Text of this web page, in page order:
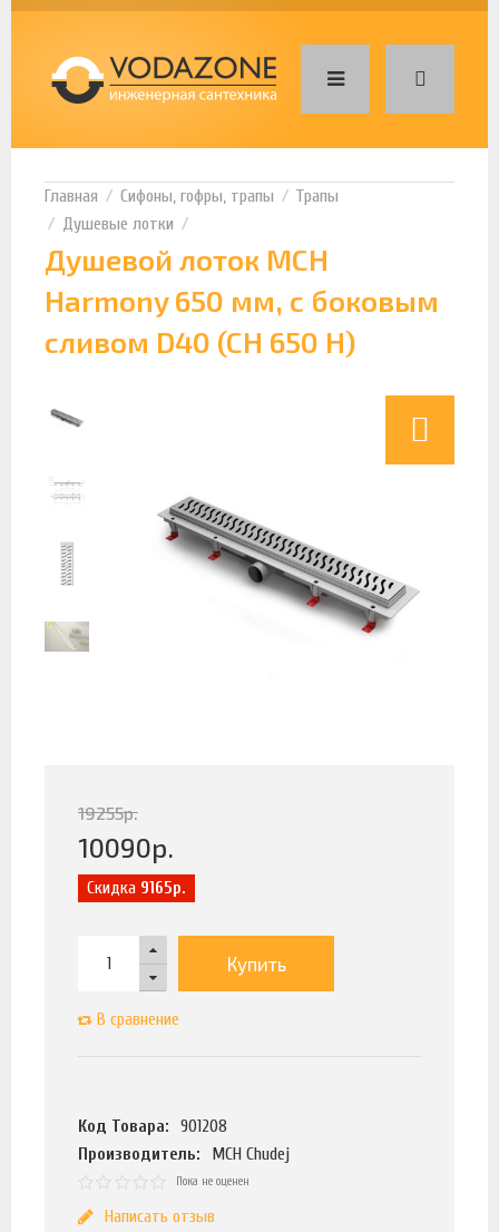
Сифоны, гофры, трапы
Трапы
Душевые лотки
Душевой лоток MCH
Harmony 650 мм, с боковым
сливом D40 (CH 650 H)
19255р.
10090р.
Скидка 9165р.
Купить
В сравнение
Код Товара:
901208
Производитель:
MCH Chudej
Пока не оценен
Написать отзыв